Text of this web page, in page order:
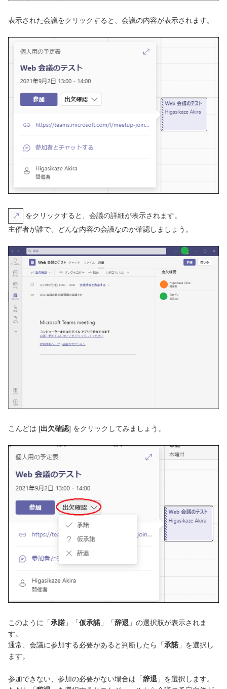
表示された会議をクリックすると、会議の内容が表示されます。
をクリックすると、会議の詳細が表示されます。
主催者が誰で、どんな内容の会議なのか確認しましょう。
こんどは [出欠確認] をクリックしてみましょう。
このように「承諾 」「仮承諾 」「辞退 」の選択肢が表示されま
す。
通常、会議に参加する必要があると判断したら「承諾 」を選択し
ます。
参加できない、参加の必要がない場合は「辞退 」を選択します。